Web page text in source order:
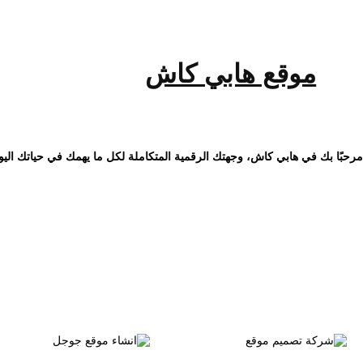
موقع هابي كاش
مرحبًا بك في هابي كاش، وجهتك الرقمية المتكاملة لكل ما يهمك في حياتك